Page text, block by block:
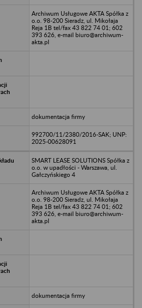
Archiwum Usługowe AKTA Spółka z
o.o. 98-200 Sieradz, ul. Mikołaja
Reja 1B tel/fax 43 822 74 01; 602
393 626, e-mail biuro@archiwum-
akta.pl
dokumentacja firmy
992700/11/2380/2016-SAK; UNP:
2025-00628091
SMART LEASE SOLUTIONS Spółka z
o.o. w upadłości - Warszawa, ul.
Gałczyńskiego 4
Archiwum Usługowe AKTA Spółka z
o.o. 98-200 Sieradz, ul. Mikołaja
Reja 1B tel/fax 43 822 74 01; 602
393 626, e-mail biuro@archiwum-
akta.pl
dokumentacja firmy